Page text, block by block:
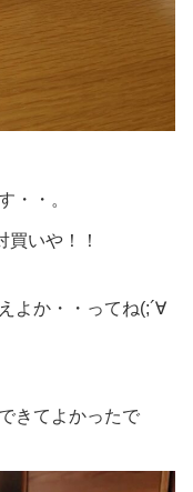
・・。
いや！！
よか・・ってね(;´∀
きてよかったで